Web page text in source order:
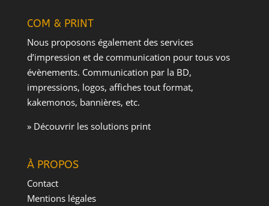
COM & PRINT
Nous proposons également des services
d’impression et de communication pour tous vos
évènements. Communication par la BD,
impressions, logos, affiches tout format,
kakemonos, bannières, etc.
» Découvrir les solutions print
À PROPOS
Contact
Mentions légales